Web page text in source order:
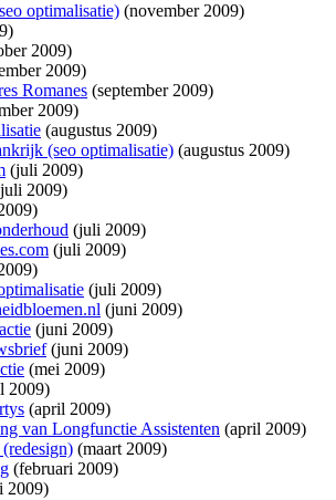
optimalisatie) (november 2009)
2009)
2009)
Romanes (september 2009)
2009)
(augustus 2009)
(seo optimalisatie) (augustus 2009)
(juli 2009)
2009)
(juli 2009)
(juli 2009)
(juli 2009)
(juni 2009)
(juni 2009)
(juni 2009)
(mei 2009)
2009)
(april 2009)
van Longfunctie Assistenten (april 2009)
(maart 2009)
(februari 2009)
2009)